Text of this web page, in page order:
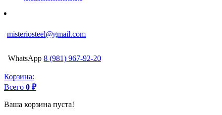
misteriosteel@gmail.com
WhatsApp 8 (981) 967-92-20
Корзина:
Всего 0 ₽
Ваша корзина пуста!